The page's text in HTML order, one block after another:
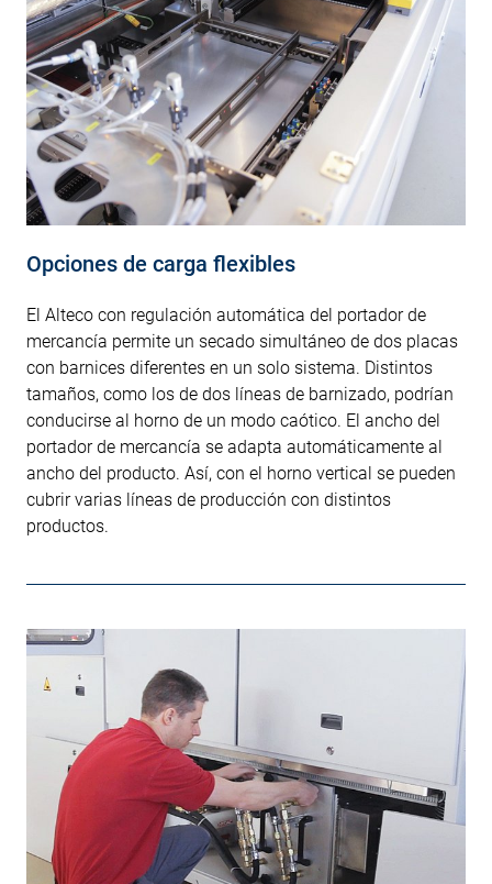
Opciones de carga flexibles
El Alteco con regulación automática del portador de
mercancía permite un secado simultáneo de dos placas
con barnices diferentes en un solo sistema. Distintos
tamaños, como los de dos líneas de barnizado, podrían
conducirse al horno de un modo caótico. El ancho del
portador de mercancía se adapta automáticamente al
ancho del producto. Así, con el horno vertical se pueden
cubrir varias líneas de producción con distintos
productos.